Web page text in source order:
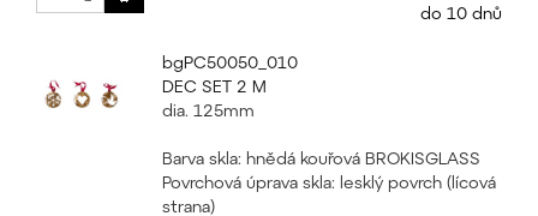
do 10 dnů
bgPC50050_010
DEC SET 2 M
dia. 125mm
Barva skla: hnědá kouřová BROKISGLASS
Povrchová úprava skla: lesklý povrch (lícová
strana)